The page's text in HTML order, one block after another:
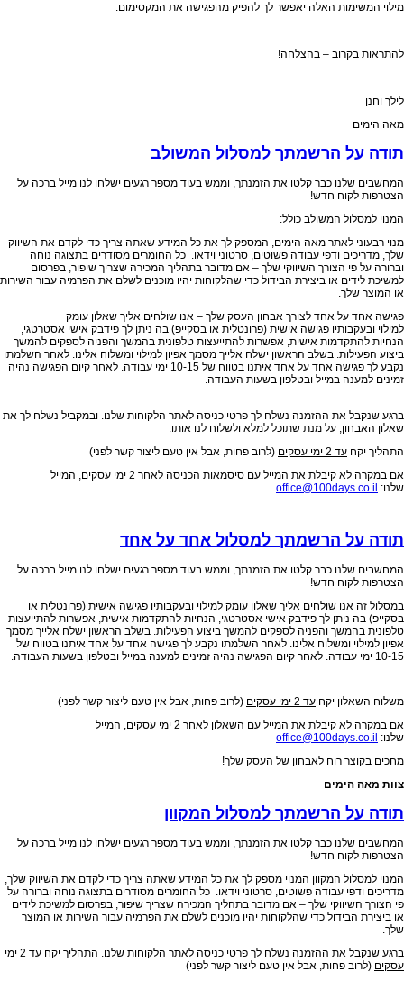
מילוי המשימות האלה יאפשר לך להפיק מהפגישה את המקסימום.
להתראות בקרוב – בהצלחה!
לילך וחנן
מאה הימים
תודה על הרשמתך למסלול המשולב
המחשבים שלנו כבר קלטו את הזמנתך, וממש בעוד מספר רגעים ישלחו לנו מייל ברכה על
הצטרפות לקוח חדש!
המנוי למסלול המשולב כולל:
מנוי רבעוני לאתר מאה הימים, המספק לך את כל המידע שאתה צריך כדי לקדם את השיווק
שלך, מדריכים ודפי עבודה פשוטים, סרטוני וידאו. כל החומרים מסודרים בתצוגה נוחה
וברורה על פי הצורך השיווקי שלך – אם מדובר בתהליך המכירה שצריך שיפור, בפרסום
למשיכת לידים או ביצירת הבידול כדי שהלקוחות יהיו מוכנים לשלם את הפרמיה עבור השירות
או המוצר שלך.
פגישה אחד על אחד לצורך אבחון העסק שלך – אנו שולחים אליך שאלון עומק
למילוי ובעקבותיו פגישה אישית (פרונטלית או בסקייפ) בה ניתן לך פידבק אישי אסטרטגי,
הנחיות להתקדמות אישית, אפשרות להתייעצות טלפונית בהמשך והפניה לספקים להמשך
ביצוע הפעילות. בשלב הראשון ישלח אלייך מסמך אפיון למילוי ומשלוח אלינו. לאחר השלמתו
נקבע לך פגישה אחד על אחד איתנו בטווח של 10-15 ימי עבודה. לאחר קיום הפגישה נהיה
זמינים למענה במייל ובטלפון בשעות העבודה.
ברגע שנקבל את ההזמנה נשלח לך פרטי כניסה לאתר הלקוחות שלנו. ובמקביל נשלח לך את
שאלון האבחון, על מנת שתוכל למלא ולשלוח לנו אותו.
התהליך יקח עד 2 ימי עסקים
(לרוב פחות, אבל אין טעם ליצור קשר לפני)
אם במקרה לא קיבלת את המייל עם סיסמאות הכניסה לאחר 2 ימי עסקים, המייל
שלנו: office@100days.co.il
תודה על הרשמתך למסלול אחד על אחד
המחשבים שלנו כבר קלטו את הזמנתך, וממש בעוד מספר רגעים ישלחו לנו מייל ברכה על
הצטרפות לקוח חדש!
במסלול זה אנו שולחים אליך שאלון עומק למילוי ובעקבותיו פגישה אישית (פרונטלית או
בסקייפ) בה ניתן לך פידבק אישי אסטרטגי, הנחיות להתקדמות אישית, אפשרות להתייעצות
טלפונית בהמשך והפניה לספקים להמשך ביצוע הפעילות. בשלב הראשון ישלח אלייך מסמך
אפיון למילוי ומשלוח אלינו. לאחר השלמתו נקבע לך פגישה אחד על אחד איתנו בטווח של
10-15 ימי עבודה. לאחר קיום הפגישה נהיה זמינים למענה במייל ובטלפון בשעות העבודה.
משלוח השאלון יקח עד 2 ימי עסקים
(לרוב פחות, אבל אין טעם ליצור קשר לפני)
אם במקרה לא קיבלת את המייל עם השאלון לאחר 2 ימי עסקים, המייל
שלנו: office@100days.co.il
מחכים בקוצר רוח לאבחון של העסק שלך!
צוות מאה הימים
תודה על הרשמתך למסלול המקוון
המחשבים שלנו כבר קלטו את הזמנתך, וממש בעוד מספר רגעים ישלחו לנו מייל ברכה על
הצטרפות לקוח חדש!
המנוי למסלול המקוון המנוי מספק לך את כל המידע שאתה צריך כדי לקדם את השיווק שלך,
מדריכים ודפי עבודה פשוטים, סרטוני וידאו. כל החומרים מסודרים בתצוגה נוחה וברורה על
פי הצורך השיווקי שלך – אם מדובר בתהליך המכירה שצריך שיפור, בפרסום למשיכת לידים
או ביצירת הבידול כדי שהלקוחות יהיו מוכנים לשלם את הפרמיה עבור השירות או המוצר
שלך.
ברגע שנקבל את ההזמנה נשלח לך פרטי כניסה לאתר הלקוחות שלנו. התהליך יקח
עד 2 ימי
עסקים (לרוב פחות, אבל אין טעם ליצור קשר לפני)